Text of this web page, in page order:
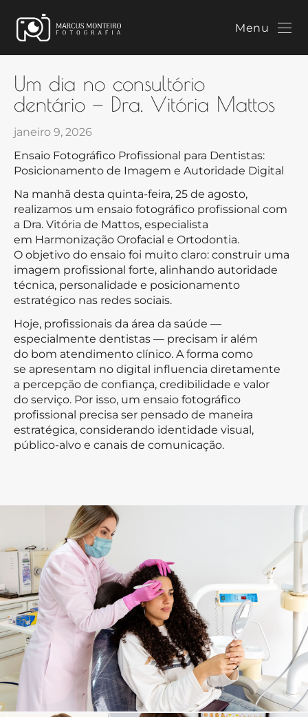
Menu
Um dia no consultório
dentário — Dra. Vitória Mattos
janeiro 9, 2026
Ensaio Fotográfico Profissional para Dentistas:
Posicionamento de Imagem e Autoridade Digital
Na manhã desta quinta-feira, 25 de agosto,
realizamos um ensaio fotográfico profissional com
a Dra. Vitória de Mattos, especialista
em Harmonização Orofacial e Ortodontia.
O objetivo do ensaio foi muito claro: construir uma
imagem profissional forte, alinhando autoridade
técnica, personalidade e posicionamento
estratégico nas redes sociais.
Hoje, profissionais da área da saúde —
especialmente dentistas — precisam ir além
do bom atendimento clínico. A forma como
se apresentam no digital influencia diretamente
a percepção de confiança, credibilidade e valor
do serviço. Por isso, um ensaio fotográfico
profissional precisa ser pensado de maneira
estratégica, considerando identidade visual,
público-alvo e canais de comunicação.